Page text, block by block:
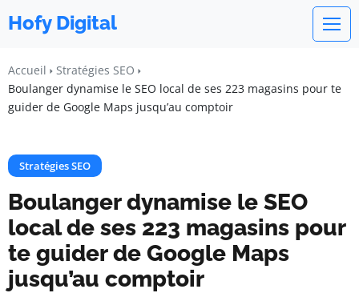
Hofy Digital
Accueil
Stratégies SEO
Boulanger dynamise le SEO local de ses 223 magasins pour te
guider de Google Maps jusqu’au comptoir
Stratégies SEO
Boulanger dynamise le SEO
local de ses 223 magasins pour
te guider de Google Maps
jusqu’au comptoir